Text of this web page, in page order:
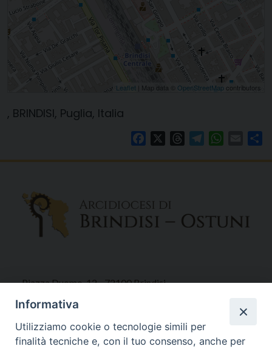
Leaflet | Map data © OpenStreetMap contributors
, BRINDISI, Puglia, Italia
FacebookThreadsTelegram Email
Piazza Duomo, 12 - 72100 Brindisi
Tel 0831.521958
Fax 0831.528315
Informativa
Utilizziamo cookie o tecnologie simili per
finalità tecniche e, con il tuo consenso, anche per